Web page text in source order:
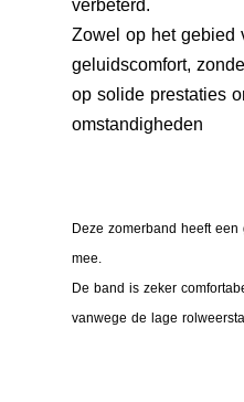
verbeterd.
Zowel op het gebied
geluidscomfort,
op solide prestaties
omstandigheden
Deze zomerband heeft
mee.
De band is zeker
vanwege de lage